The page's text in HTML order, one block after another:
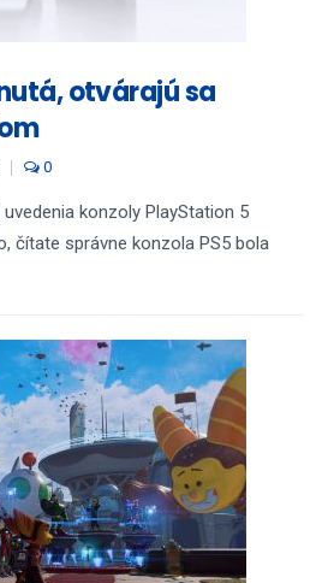
otvárajú sa
0
konzoly PlayStation 5
čítate správne konzola PS5 bola